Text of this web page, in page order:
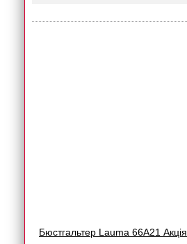
Бюстгальтер Lauma 66A21 Акція.